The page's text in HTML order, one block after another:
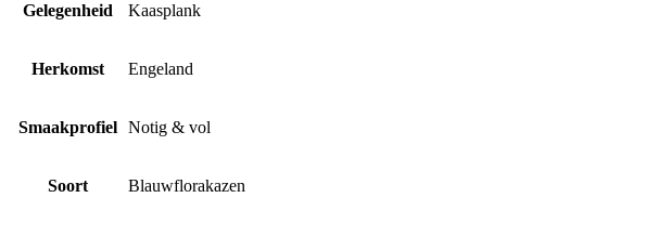
Gelegenheid Kaasplank
Herkomst Engeland
Smaakprofiel Notig & vol
Soort Blauwflorakazen